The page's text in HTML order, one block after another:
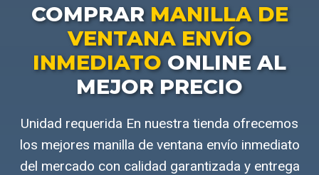
COMPRAR MANILLA DE
VENTANA ENVÍO
INMEDIATOONLINE AL
MEJOR PRECIO
Unidad requerida En nuestra tienda ofrecemos
los mejores manilla de ventana envío inmediato
del mercado con calidad garantizada y entrega